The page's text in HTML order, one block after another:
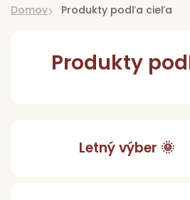
Domov Produkty podľa cieľa
Produkty
Letný výber 🌞